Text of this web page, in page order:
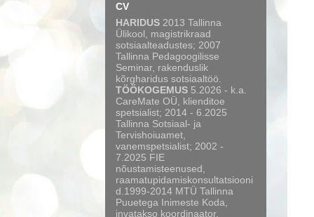
CV
HARIDUS 2013 Tallinna
Ülikool, magistrikraad
sotsiaalteadustes; 2007
Tallinna Pedagoogilisse
Seminar, rakenduslik
kõrgharidus sotsiaaltöö.
TÖÖKOGEMUS 5.2026 - k.a.
CareMate OÜ, klienditoe
spetsialist; 2014 - 6.2025
Tallinna Sotsiaal- ja
Tervishoiuamet,
vanemspetsialist; 2002 -
7.2025 FIE
nõustamisteenused,
raamatupidamiskonsultatsiooni
d.1999-2014 MTÜ Tallinna
Puuetega Inimeste Koda,
invatakso koordinaator,